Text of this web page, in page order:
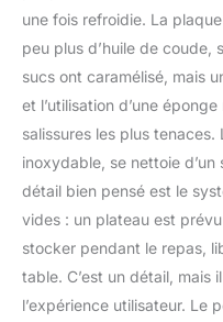
une fois refroidie. La
peu plus d’huile de coude,
sucs ont caramélisé, mais
et l’utilisation d’une
salissures les plus tenaces.
inoxydable, se nettoie
détail bien pensé est le
vides : un plateau est
stocker pendant le repas,
table. C’est un détail, mais
l’expérience utilisateur. Le